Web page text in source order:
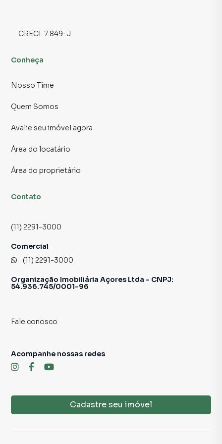
discutir os detalhes, não hesite em entrar em contato
📲 Contato para Ligações ou WhatsApp
Fotos meramente ilustrativas.
CRECI: 7.849-J
Conheça
Nosso Time
Quem Somos
Avalie seu imóvel agora
Área do locatário
Área do proprietário
Contato
(11) 2291-3000
Comercial
(11) 2291-3000
Organização Imobiliária Açores Ltda - CNPJ:
54.936.745/0001-96
Fale conosco
Cadastre seu imóvel
Acompanhe nossas redes